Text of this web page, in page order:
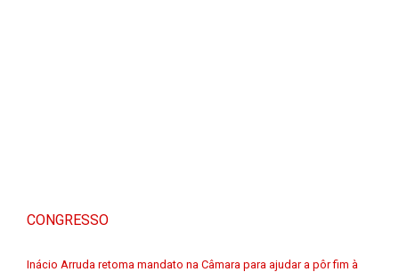
CONGRESSO
Inácio Arruda retoma mandato na Câmara para ajudar a pôr fim à